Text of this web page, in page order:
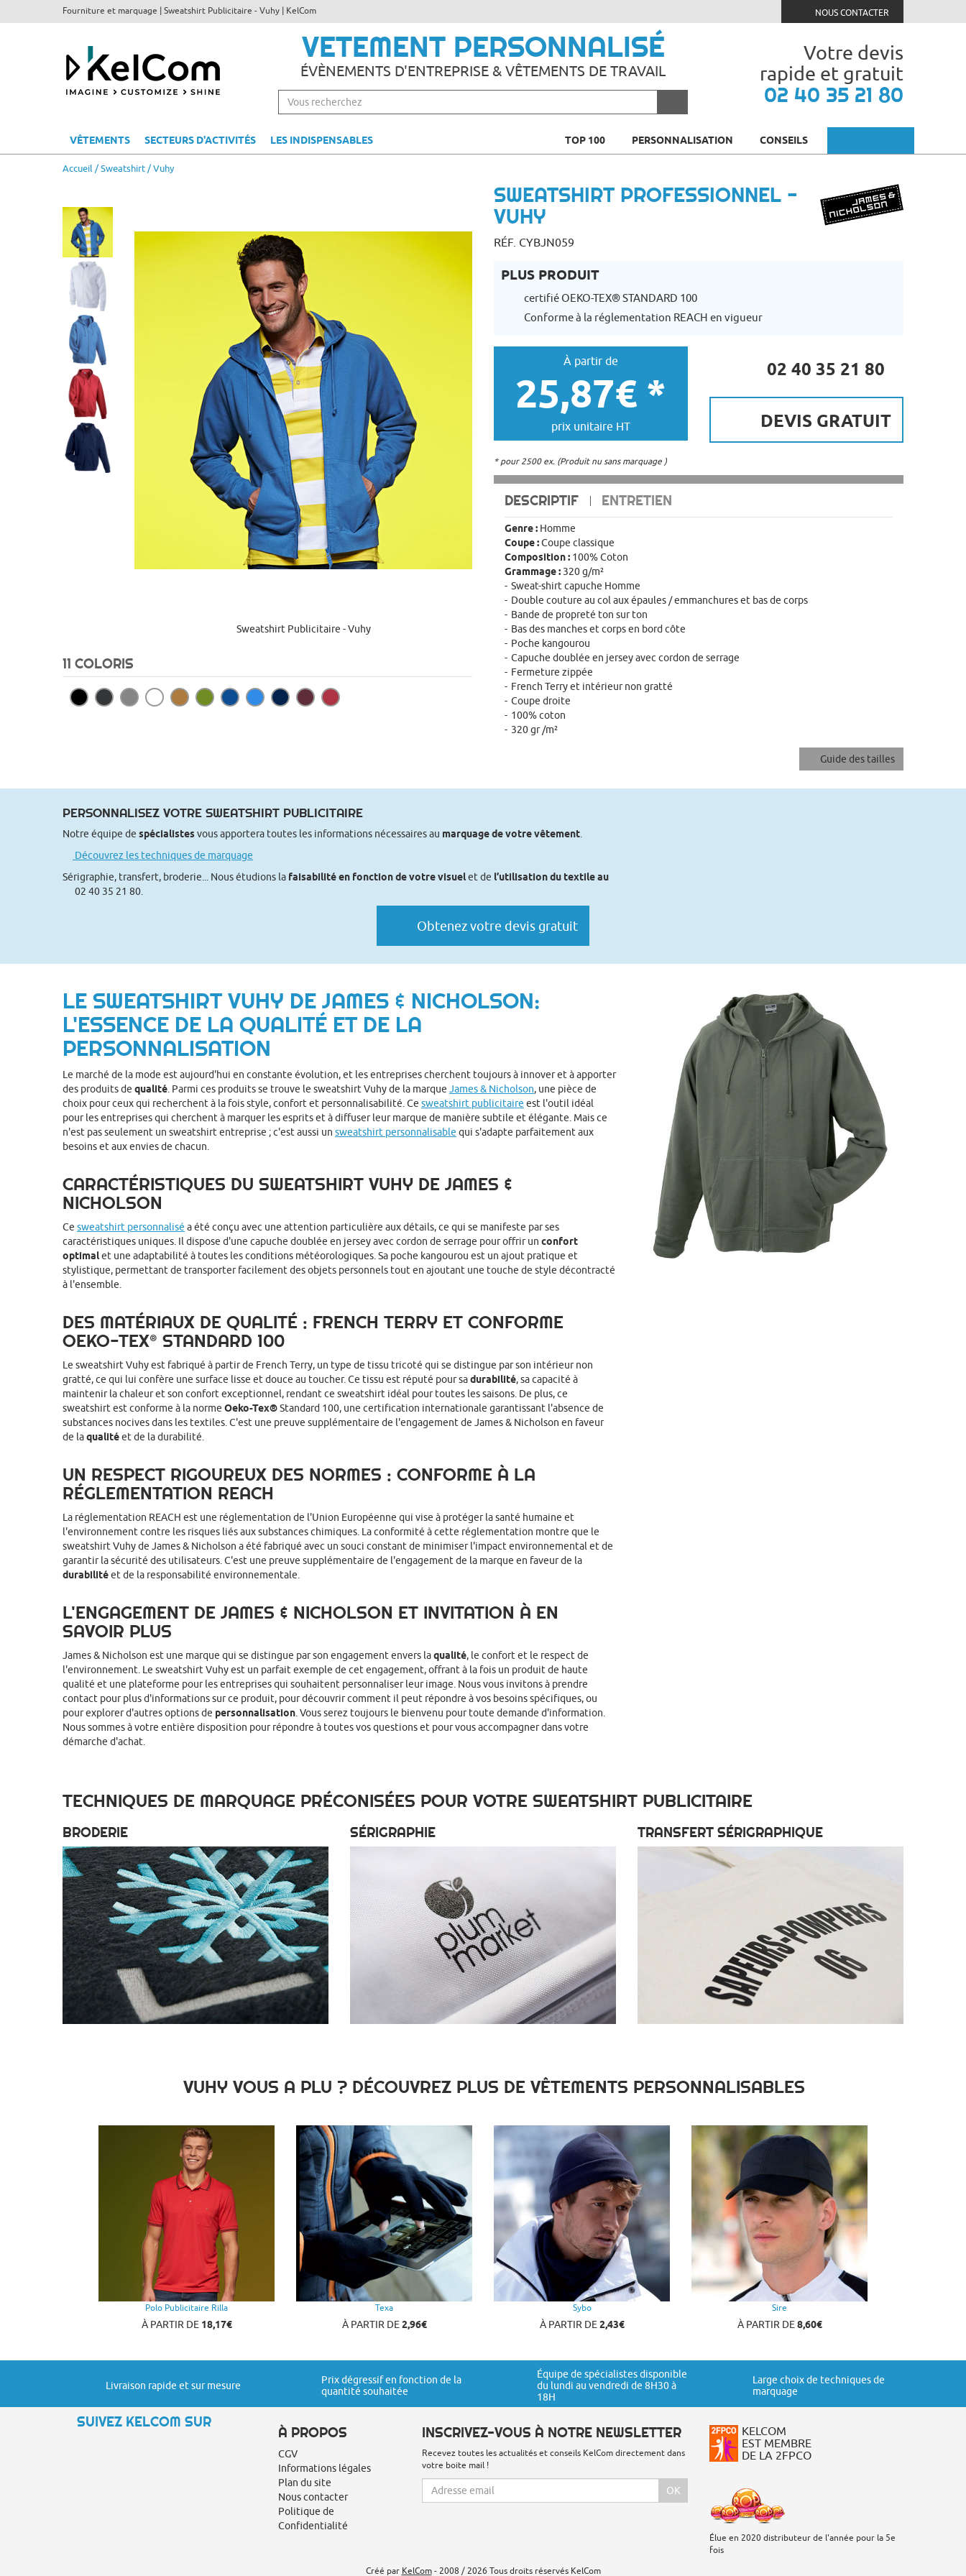
Fourniture et marquage | Sweatshirt Publicitaire - Vuhy | KelCom NOUS CONTACTER
Votre devis
rapide et gratuit
02 40 35 21 80
VETEMENT PERSONNALISÉ
ÉVÈNEMENTS D'ENTREPRISE & VÊTEMENTS DE TRAVAIL
VÊTEMENTS SECTEURS D'ACTIVITÉS LES INDISPENSABLES TOP 100 PERSONNALISATION CONSEILS
Accueil/Sweatshirt/ Vuhy
Sweatshirt Publicitaire - Vuhy
11 COLORIS
SWEATSHIRT PROFESSIONNEL -
VUHY
RÉF. CYBJN059
PLUS PRODUIT
certifié OEKO-TEX® STANDARD 100
Conforme à la réglementation REACH en vigueur
À partir de
25,87€ *
prix unitaire HT
02 40 35 21 80
DEVIS GRATUIT
* pour 2500 ex. (Produit nu sans marquage )
DESCRIPTIF ENTRETIEN
Genre : Homme
Coupe :Coupe classique
Composition : 100% Coton
Grammage : 320 g/m²
Sweat-shirt capuche Homme
Double couture au col aux épaules / emmanchures et bas de corps
Bande de propreté ton sur ton
Bas des manches et corps en bord côte
Poche kangourou
Capuche doublée en jersey avec cordon de serrage
Fermeture zippée
French Terry et intérieur non gratté
Coupe droite
100% coton
320 gr /m²
Guide des tailles
PERSONNALISEZ VOTRE SWEATSHIRT PUBLICITAIRE
Notre équipe de spécialistesvous apportera toutes les informations nécessaires au marquage de votre vêtement.
Découvrez les techniques de marquage
Sérigraphie, transfert, broderie... Nous étudions la faisabilité en fonction de votre visuelet de l’utilisation du textile au
02 40 35 21 80.
Obtenez votre devis gratuit
LE SWEATSHIRT VUHY DE JAMES & NICHOLSON:
L'ESSENCE DE LA QUALITÉ ET DE LA
PERSONNALISATION
Le marché de la mode est aujourd'hui en constante évolution, et les entreprises cherchent toujours à innover et à apporter
des produits de qualité. Parmi ces produits se trouve le sweatshirt Vuhy de la marque James & Nicholson, une pièce de
choix pour ceux qui recherchent à la fois style, confort et personnalisabilité. Ce sweatshirt publicitaire est l'outil idéal
pour les entreprises qui cherchent à marquer les esprits et à diffuser leur marque de manière subtile et élégante. Mais ce
n'est pas seulement un sweatshirt entreprise ; c'est aussi un sweatshirt personnalisable qui s'adapte parfaitement aux
besoins et aux envies de chacun.
CARACTÉRISTIQUES DU SWEATSHIRT VUHY DE JAMES &
NICHOLSON
Ce sweatshirt personnalisé a été conçu avec une attention particulière aux détails, ce qui se manifeste par ses
caractéristiques uniques. Il dispose d'une capuche doublée en jersey avec cordon de serrage pour offrir un confort
optimalet une adaptabilité à toutes les conditions météorologiques. Sa poche kangourou est un ajout pratique et
stylistique, permettant de transporter facilement des objets personnels tout en ajoutant une touche de style décontracté
à l'ensemble.
DES MATÉRIAUX DE QUALITÉ : FRENCH TERRY ET CONFORME
OEKO-TEX® STANDARD 100
Le sweatshirt Vuhy est fabriqué à partir de French Terry, un type de tissu tricoté qui se distingue par son intérieur non
gratté, ce qui lui confère une surface lisse et douce au toucher. Ce tissu est réputé pour sadurabilité, sa capacité à
maintenir la chaleur et son confort exceptionnel, rendant ce sweatshirt idéal pour toutes les saisons. De plus, ce
sweatshirt est conforme à la norme Oeko-Tex®Standard 100, une certification internationale garantissant l'absence de
substances nocives dans les textiles. C'est une preuve supplémentaire de l'engagement de James & Nicholson en faveur
de laqualitéet de la durabilité.
UN RESPECT RIGOUREUX DES NORMES : CONFORME À LA
RÉGLEMENTATION REACH
La réglementation REACH est une réglementation de l'Union Européenne qui vise à protéger la santé humaine et
l'environnement contre les risques liés aux substances chimiques. La conformité à cette réglementation montre que le
sweatshirt Vuhy de James & Nicholson a été fabriqué avec un souci constant de minimiser l'impact environnemental et de
garantir la sécurité des utilisateurs. C'est une preuve supplémentaire de l'engagement de la marque en faveur de la
durabilitéet de la responsabilité environnementale.
L'ENGAGEMENT DE JAMES & NICHOLSON ET INVITATION À EN
SAVOIR PLUS
James & Nicholson est une marque qui se distingue par son engagement envers laqualité, le confort et le respect de
l'environnement. Le sweatshirt Vuhy est un parfait exemple de cet engagement, offrant à la fois un produit de haute
qualité et une plateforme pour les entreprises qui souhaitent personnaliser leur image. Nous vous invitons à prendre
contact pour plus d'informations sur ce produit, pour découvrir comment il peut répondre à vos besoins spécifiques, ou
pour explorer d'autres options de personnalisation. Vous serez toujours le bienvenu pour toute demande d'information.
Nous sommes à votre entière disposition pour répondre à toutes vos questions et pour vous accompagner dans votre
démarche d'achat.
TECHNIQUES DE MARQUAGE PRÉCONISÉES POUR VOTRE SWEATSHIRT PUBLICITAIRE
BRODERIE SÉRIGRAPHIE TRANSFERT SÉRIGRAPHIQUE
VUHY VOUS A PLU ? DÉCOUVREZ PLUS DE VÊTEMENTS PERSONNALISABLES
Polo Publicitaire Rilla
À PARTIR DE 18,17€
Texa
À PARTIR DE2,96€
Sybo
À PARTIR DE2,43€
Sire
À PARTIR DE8,60€
Livraison rapide et sur mesure
Prix dégressif en fonction de la
quantité souhaitée
Équipe de spécialistes disponible
du lundi au vendredi de 8H30 à
18H
Large choix de techniques de
marquage
SUIVEZ KELCOM SUR
À PROPOS
CGV
Informations légales
Plan du site
Nous contacter
Politique de
Confidentialité
INSCRIVEZ-VOUS À NOTRE NEWSLETTER
Recevez toutes les actualités et conseils KelCom directement dans
votre boite mail !
OK
KELCOM
EST MEMBRE
DE LA 2FPCO
Élue en 2020 distributeur de l'année pour la 5e
fois
Créé par KelCom- 2008 / 2026 Tous droits réservés KelCom